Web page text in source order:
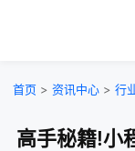
首页 > 资讯中心 > 行
高手秘籍!小